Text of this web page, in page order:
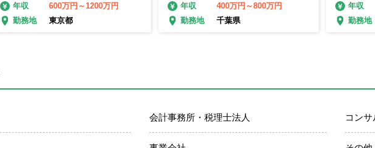
年収
600万円～1200万円
勤務地
東京都
年収
400万円～800万円
勤務地
千葉県
年収
勤務地
会計事務所・税理士法人 コン